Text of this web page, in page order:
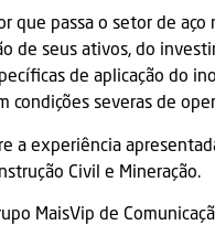
que passa o setor de
de seus ativos, do
de aplicação do
severas de
a experiência
Civil e Mineração.
MaisVip de